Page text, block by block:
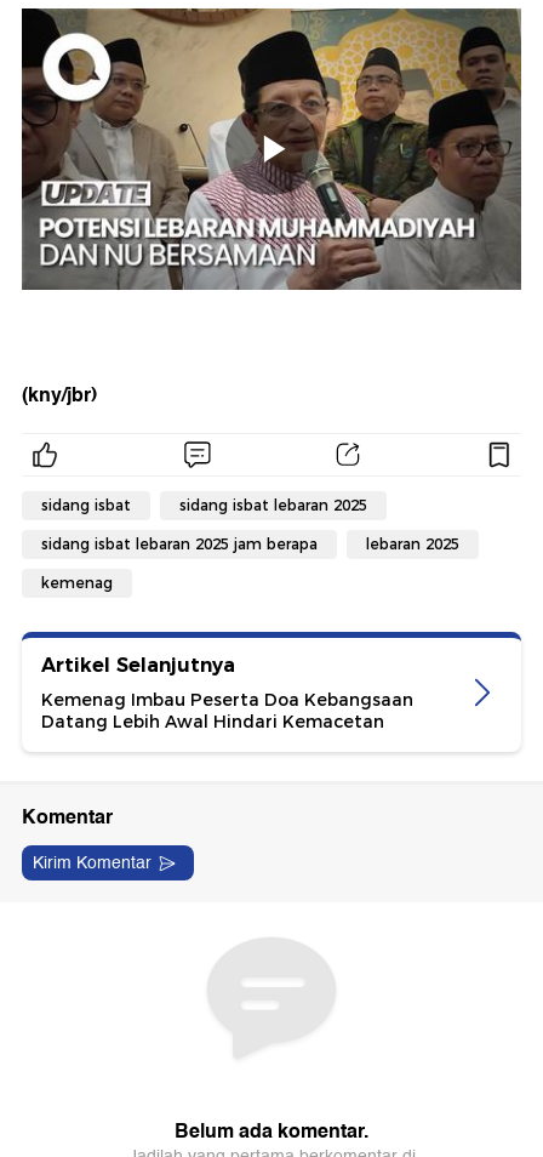
(kny/jbr)
sidang isbat sidang isbat lebaran 2025
sidang isbat lebaran 2025 jam berapa lebaran 2025
kemenag
Artikel Selanjutnya
Kemenag Imbau Peserta Doa Kebangsaan
Datang Lebih Awal Hindari Kemacetan